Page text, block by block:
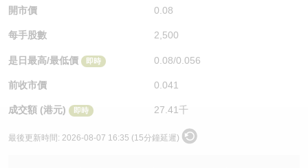
開市價 0.08
每手股數 2,500
是日最高/最低價 即時 0.08/0.056
前收市價 0.041
成交額 (港元) 即時 27.41千
最後更新時間: 2026-08-07 16:35 (15分鐘延遲)
認股證速算機
認股證/牛熊證日誌
認股證文件及公告
已收回牛熊證剩餘價值
牛熊證到期結算價查詢
牛熊證分析儀
三十大平均引伸波幅
相關資產沽空
中資ETFs溢價比較
AH 股價對照
認股證牛熊證常問問題